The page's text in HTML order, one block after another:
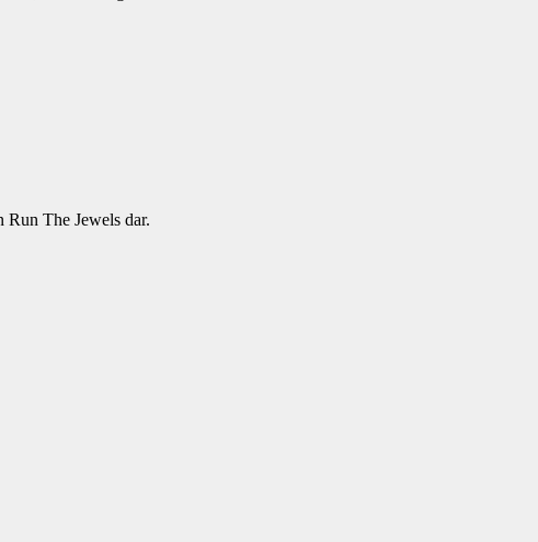
Run The Jewels dar.